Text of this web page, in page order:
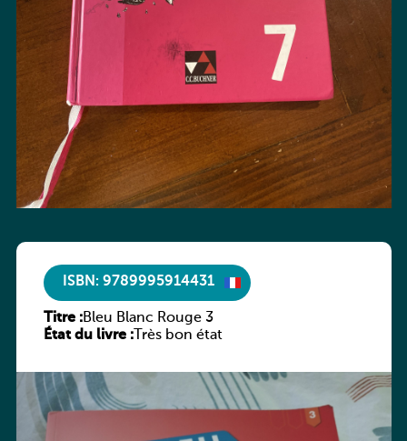
ISBN: 9789995914431
Titre :Bleu Blanc Rouge 3
État du livre :Très bon état